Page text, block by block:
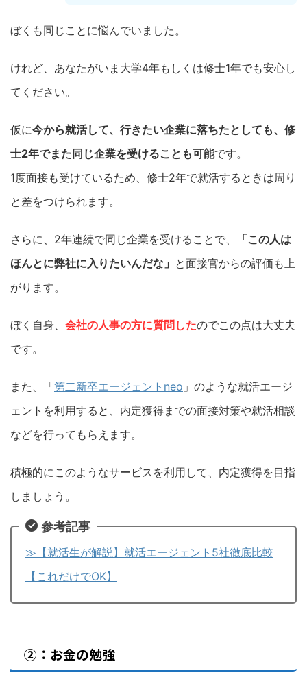
ぼくも同じことに悩んでいました。
けれど、あなたがいま大学4年もしくは修士1年でも安心し
てください。
仮に今から就活して、行きたい企業に落ちたとしても、修
士2年でまた同じ企業を受けることも可能です。
1度面接も受けているため、修士2年で就活するときは周り
と差をつけられます。
さらに、2年連続で同じ企業を受けることで、
「この人は
ほんとに弊社に入りたいんだな」 と面接官からの評価も上
がります。
ぼく自身、 会社の人事の方に質問したのでこの点は大丈夫
です。
また、「第二新卒エージェントneo 」のような就活エージ
ェントを利用すると、内定獲得までの面接対策や就活相談
などを行ってもらえます。
積極的にこのようなサービスを利用して、内定獲得を目指
しましょう。
参考記事
≫【就活生が解説】就活エージェント5社徹底比較
【これだけでOK】
②：お金の勉強